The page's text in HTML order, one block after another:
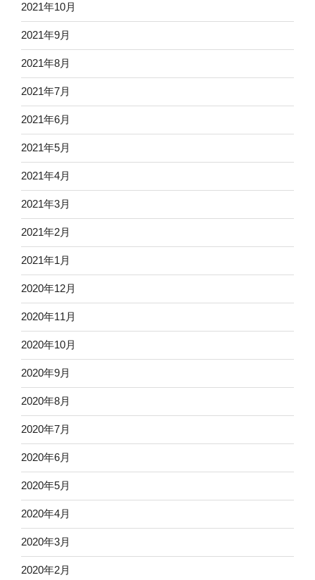
2021年10月
2021年9月
2021年8月
2021年7月
2021年6月
2021年5月
2021年4月
2021年3月
2021年2月
2021年1月
2020年12月
2020年11月
2020年10月
2020年9月
2020年8月
2020年7月
2020年6月
2020年5月
2020年4月
2020年3月
2020年2月